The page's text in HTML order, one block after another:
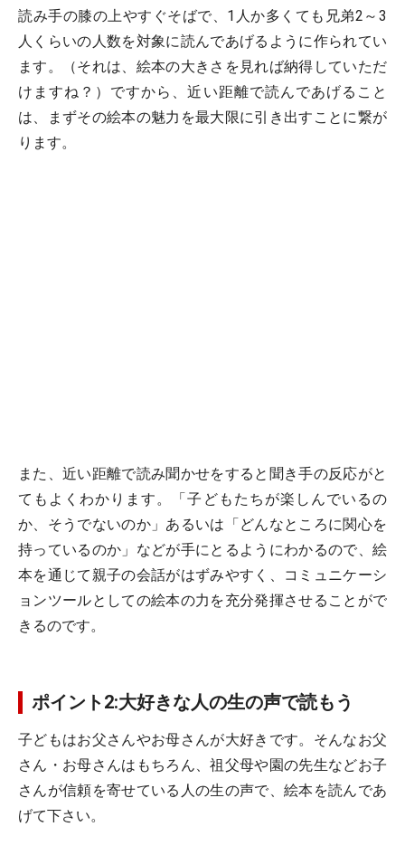
読み手の膝の上やすぐそばで、1人か多くても兄弟2～3
人くらいの人数を対象に読んであげるように作られてい
ます。（それは、絵本の大きさを見れば納得していただ
けますね？）ですから、近い距離で読んであげること
は、まずその絵本の魅力を最大限に引き出すことに繋が
ります。
また、近い距離で読み聞かせをすると聞き手の反応がと
てもよくわかります。「子どもたちが楽しんでいるの
か、そうでないのか」あるいは「どんなところに関心を
持っているのか」などが手にとるようにわかるので、絵
本を通じて親子の会話がはずみやすく、コミュニケーシ
ョンツールとしての絵本の力を充分発揮させることがで
きるのです。
ポイント2:大好きな人の生の声で読もう
子どもはお父さんやお母さんが大好きです。そんなお父
さん・お母さんはもちろん、祖父母や園の先生などお子
さんが信頼を寄せている人の生の声で、絵本を読んであ
げて下さい。